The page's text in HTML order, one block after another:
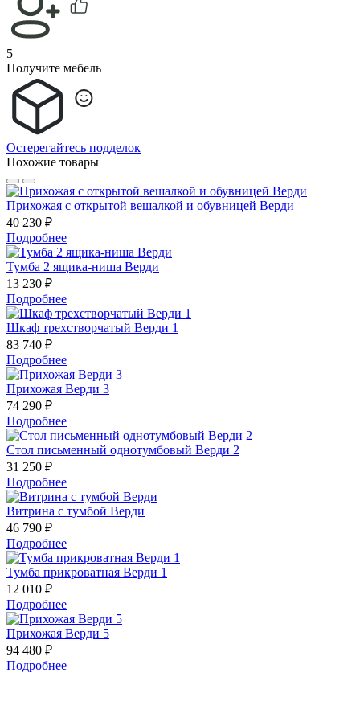
5
Получите мебель
Остерегайтесь подделок
Похожие товары
Прихожая с открытой вешалкой и обувницей Верди
40 230 ₽
Подробнее
Тумба 2 ящика-ниша Верди
13 230 ₽
Подробнее
Шкаф трехстворчатый Верди 1
83 740 ₽
Подробнее
Прихожая Верди 3
74 290 ₽
Подробнее
Стол письменный однотумбовый Верди 2
31 250 ₽
Подробнее
Витрина с тумбой Верди
46 790 ₽
Подробнее
Тумба прикроватная Верди 1
12 010 ₽
Подробнее
Прихожая Верди 5
94 480 ₽
Подробнее